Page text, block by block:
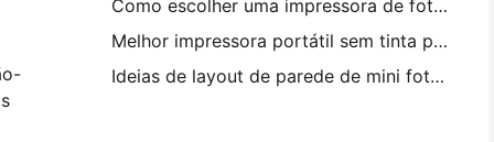
Como escolher uma impressora de fotos de bolso: um guia completo para usuários de jornal, viagens e iPhone
Melhor impressora portátil sem tinta para viagens, escola e trabalho móvel: Hanin MT620 Pro Review
Ideias de layout de parede de mini foto e dicas para decoração de quarto e dormitório